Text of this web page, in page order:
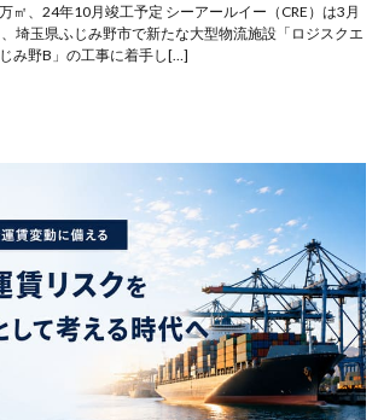
㎡、24年10月竣工予定 シーアールイー（CRE）は3月
埼玉県ふじみ野市で新たな大型物流施設「ロジスクエ
み野B」の工事に着手し[…]